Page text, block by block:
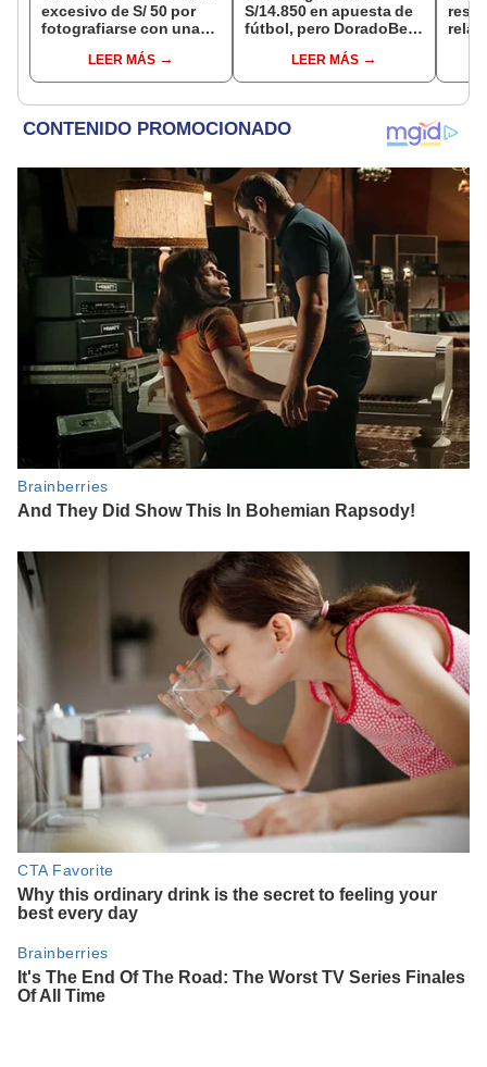
excesivo de S/ 50 por
fotografiarse con una
Serenazgo recuperó el
dinero
LEER MÁS
S/14.850 en apuesta de
fútbol, pero DoradoBet
Indecopi multó a la
empresa con más de S/
LEER MÁS